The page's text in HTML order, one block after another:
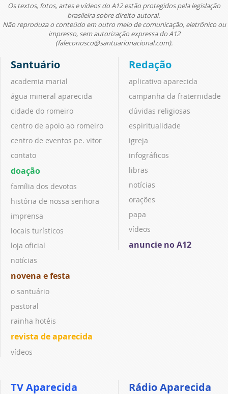
Os textos, fotos, artes e vídeos do A12 estão protegidos pela legislação
brasileira sobre direito autoral.
Não reproduza o conteúdo em outro meio de comunicação, eletrônico ou
impresso, sem autorização expressa do A12
(faleconosco@santuarionacional.com).
Santuário
academia marial
água mineral aparecida
cidade do romeiro
centro de apoio ao romeiro
centro de eventos pe. vitor
contato
doação
família dos devotos
história de nossa senhora
imprensa
locais turísticos
loja oficial
notícias
novena e festa
o santuário
pastoral
rainha hotéis
revista de aparecida
vídeos
Redação
aplicativo aparecida
campanha da fraternidade
dúvidas religiosas
espiritualidade
igreja
infográficos
libras
notícias
orações
papa
vídeos
anuncie no A12
TV Aparecida Rádio Aparecida